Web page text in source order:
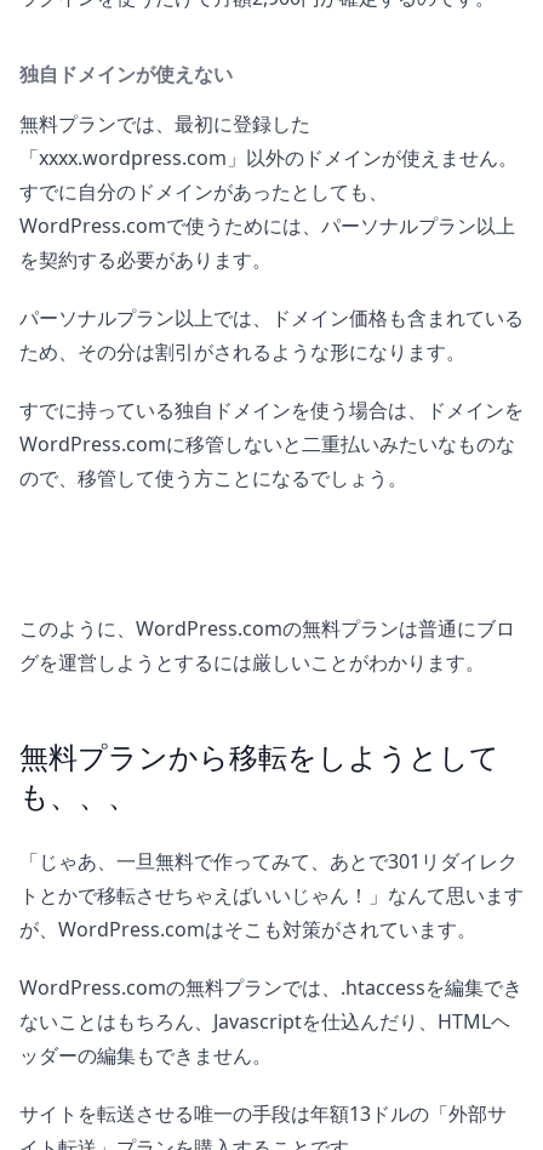
独自ドメインが使えない
無料プランでは、最初に登録した
「xxxx.wordpress.com」以外のドメインが使えません。
すでに自分のドメインがあったとしても、
WordPress.comで使うためには、パーソナルプラン以上
を契約する必要があります。
パーソナルプラン以上では、ドメイン価格も含まれている
ため、その分は割引がされるような形になります。
すでに持っている独自ドメインを使う場合は、ドメインを
WordPress.comに移管しないと二重払いみたいなものな
ので、移管して使う方ことになるでしょう。
このように、WordPress.comの無料プランは普通にブロ
グを運営しようとするには厳しいことがわかります。
無料プランから移転をしようとして
も、、、
「じゃあ、一旦無料で作ってみて、あとで301リダイレク
トとかで移転させちゃえばいいじゃん！」なんて思います
が、WordPress.comはそこも対策がされています。
WordPress.comの無料プランでは、.htaccessを編集でき
ないことはもちろん、Javascriptを仕込んだり、HTMLヘ
ッダーの編集もできません。
サイトを転送させる唯一の手段は年額13ドルの「外部サ